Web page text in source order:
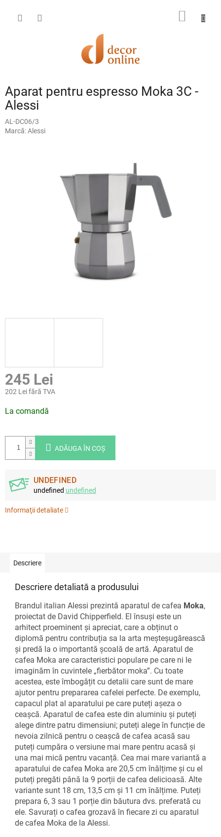
conținut
COŞ
Aparat pentru espresso Moka 3C -
Alessi
AL-DC06/3
Marcă:Alessi
245 Lei
202 Lei fără TVA
preţ:
La comandă
ADĂUGA ÎN COŞ
UNDEFINED
undefined undefined
Informaţii detaliate
Descriere
Descriere detaliată a produsului
Brandul italian Alessi prezintă aparatul de cafea Moka,
proiectat de David Chipperfield. El însuși este un
arhitect proeminent și apreciat, care a obținut o
diplomă pentru contribuția sa la arta meșteșugărească
și predă la o importantă școală de artă. Aparatul de
cafea Moka are caracteristici populare pe care ni le
imaginăm în cuvintele „fierbător moka”. Cu toate
acestea, este îmbogățit cu detalii care sunt de mare
ajutor pentru prepararea cafelei perfecte. De exemplu,
capacul plat al aparatului pe care puteți așeza o
ceașcă. Aparatul de cafea este din aluminiu și puteți
alege dintre patru dimensiuni; puteți alege în funcție de
nevoia zilnică pentru o ceașcă de cafea acasă sau
puteți cumpăra o versiune mai mare pentru acasă și
una mai mică pentru vacanță. Cea mai mare variantă a
aparatului de cafea Moka are 20,5 cm înălțime și cu el
puteți pregăti până la 9 porții de cafea delicioasă. Alte
variante sunt 18 cm, 13,5 cm și 11 cm înălțime. Puteți
prepara 6, 3 sau 1 porție din băutura dvs. preferată cu
ele. Savurați o cafea grozavă în fiecare zi cu aparatul
de cafea Moka de la Alessi.